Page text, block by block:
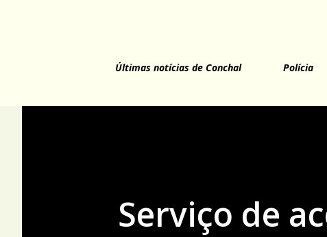
Últimas notícias de Conchal Polícia
Serviço de